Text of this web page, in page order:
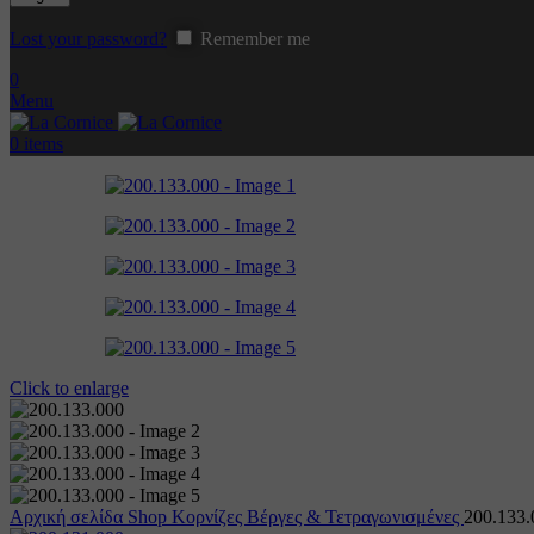
Lost your password?
Remember me
0
Menu
0 items
Click to enlarge
Αρχική σελίδα Shop Κορνίζες Βέργες & Τετραγωνισμένες